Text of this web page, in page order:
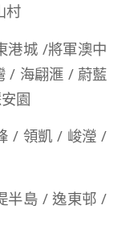
村
港城 /將軍澳中
/ 海翩滙 / 蔚藍
園
/ 領凱 / 峻瀅 /
半島 / 逸東邨 /